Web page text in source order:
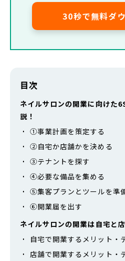
30秒で無料ダ
目次
ネイルサロンの開業に向けた
説！
①事業計画を策定する
②自宅か店舗かを決める
③テナントを探す
④必要な備品を集める
⑤集客プランとツールを準
⑥開業届を出す
ネイルサロンの開業は自宅と
自宅で開業するメリット・
店舗で開業するメリット・